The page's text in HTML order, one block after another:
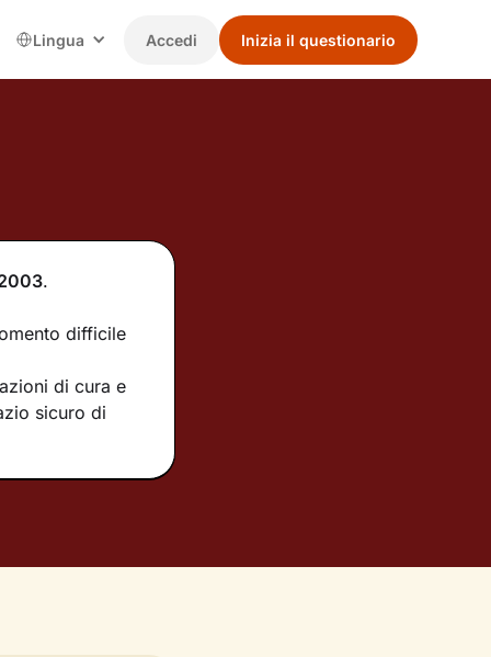
Lingua Accedi Inizia il questionario
.
difficile
di cura e
sicuro di